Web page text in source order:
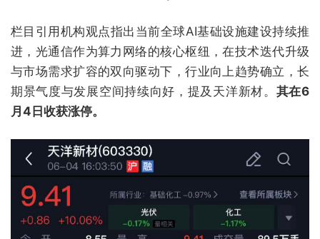
栏目引用机构观点指出当前全球AI基础设施建设持续推
进，光通信作为算力网络的核心枢纽，在技术迭代升级
与市场需求扩容的双向驱动下，行业向上趋势确立，长
期景气度与发展空间持续向好，提及天洋新材。 其在6
月4日收获涨停。